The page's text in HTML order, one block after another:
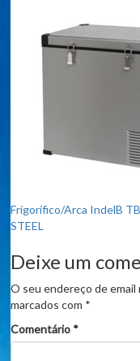
Navegação
artigos
Frigorífico/Arca IndelB
STEEL
Deixe um
O seu endereço de email
marcados com *
Comentário *